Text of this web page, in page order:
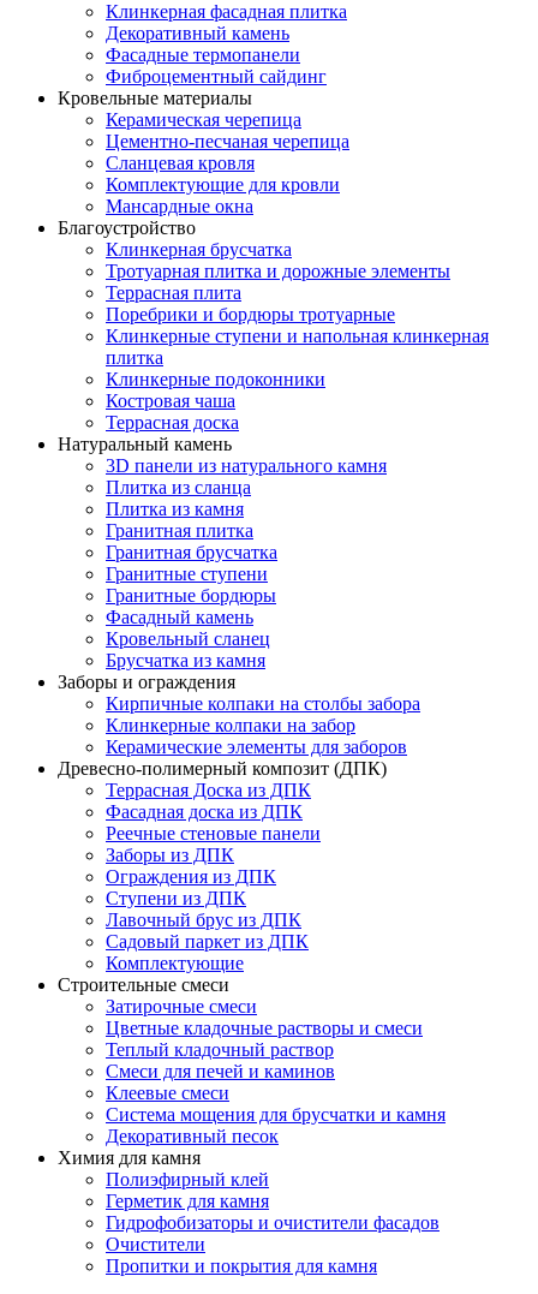
Клинкерная фасадная плитка
Декоративный камень
Фасадные термопанели
Фиброцементный сайдинг
Кровельные материалы
Керамическая черепица
Цементно-песчаная черепица
Сланцевая кровля
Комплектующие для кровли
Мансардные окна
Благоустройство
Клинкерная брусчатка
Тротуарная плитка и дорожные элементы
Террасная плита
Поребрики и бордюры тротуарные
Клинкерные ступени и напольная клинкерная
плитка
Клинкерные подоконники
Костровая чаша
Террасная доска
Натуральный камень
3D панели из натурального камня
Плитка из сланца
Плитка из камня
Гранитная плитка
Гранитная брусчатка
Гранитные ступени
Гранитные бордюры
Фасадный камень
Кровельный сланец
Брусчатка из камня
Заборы и ограждения
Кирпичные колпаки на столбы забора
Клинкерные колпаки на забор
Керамические элементы для заборов
Древесно-полимерный композит (ДПК)
Террасная Доска из ДПК
Фасадная доска из ДПК
Реечные стеновые панели
Заборы из ДПК
Ограждения из ДПК
Ступени из ДПК
Лавочный брус из ДПК
Садовый паркет из ДПК
Комплектующие
Строительные смеси
Затирочные смеси
Цветные кладочные растворы и смеси
Теплый кладочный раствор
Смеси для печей и каминов
Клеевые смеси
Система мощения для брусчатки и камня
Декоративный песок
Химия для камня
Полиэфирный клей
Герметик для камня
Гидрофобизаторы и очистители фасадов
Очистители
Пропитки и покрытия для камня